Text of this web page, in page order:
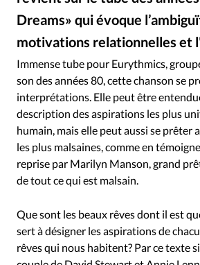
Se connecter
Édition: Internationale
Devise:
CHF
RUBRIQUES
Tous les articles
Actualité
Actualité internationale
Dossier
Eglises
Opinions
Publireportage
Société
Tour du monde des Eglises
Dreams» qui évoque
motivations relationnelles et
Immense tube pour Eurythmics,
son des années 80, cette chanson se
interprétations. Elle peut être
description des aspirations les plus
humain, mais elle peut aussi se
les plus malsaines, comme en
reprise par Marilyn Manson, grand
de tout ce qui est malsain.
Que sont les beaux rêves dont il est
sert à désigner les aspirations de
rêves qui nous habitent? Par ce texte